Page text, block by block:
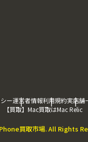
ー運営者情報利用規約実店舗
【買取】Mac買取はMac Relic
買取市場. All Rights